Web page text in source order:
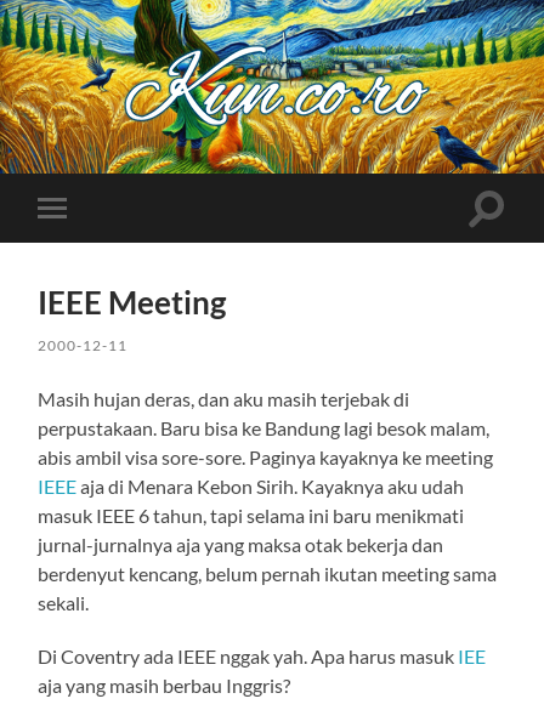
Kuncoro++
Toggle
mobile
Toggle
IEEE Meeting
2000-12-11
Masih hujan deras, dan aku masih terjebak di
perpustakaan. Baru bisa ke Bandung lagi besok malam,
abis ambil visa sore-sore. Paginya kayaknya ke meeting
IEEEaja di Menara Kebon Sirih. Kayaknya aku udah
masuk IEEE 6 tahun, tapi selama ini baru menikmati
jurnal-jurnalnya aja yang maksa otak bekerja dan
berdenyut kencang, belum pernah ikutan meeting sama
sekali.
Di Coventry ada IEEE nggak yah. Apa harus masuk IEE
aja yang masih berbau Inggris?